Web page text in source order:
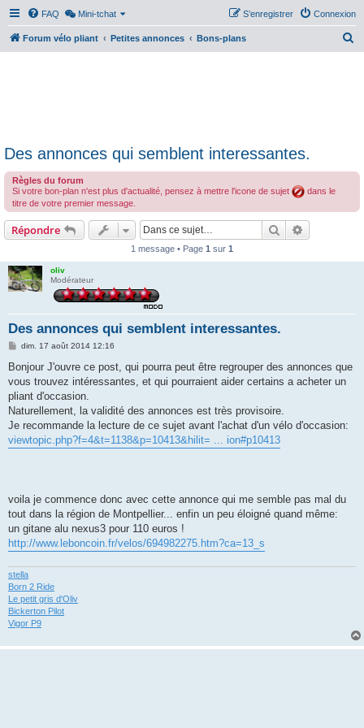
FAQ Mini-tchat Connexion
S’enregistrer
Forum vélo pliant Petites annonces Bons-plans
h
r
Des annonces qui semblent interessantes.
Règles du forum
Si votre bon-plan n'est plus d'actualité, pensez à mettre l'icone de sujet
dans le
titre de votre premier message.
Répondre Rechercher
1 message • Page 1 sur 1
oliv
Modérateur
Des annonces qui semblent interessantes.
M
s
a
g
dim. 17 août 2014 12:16
Bonjour J'ouvre ce post, qui pourra peut être regrouper des annonces que
vous trouvez intéressantes, et qui pourraient aider certains a acheter un
pliant d'occasion.
Naturellement, la validité des annonces est très provisoire.
Je recommande la lecture de ce sujet avant l'achat d'un vélo d'occasion:
viewtopic.php?f=4&t=1138&p=10413&hilit= ... ion#p10413
voila je commence donc avec cette annonce qui me semble pas mal du
tout dans la région de Montpellier... enfin un peu éloigné quand même:
un gitane alu nexus3 pour 110 euros !
http://www.leboncoin.fr/velos/694982275.htm?ca=13_s
stella
Born 2 Ride
Le petit gris d'Oliv
Bickerton Pilot
Vigor P9